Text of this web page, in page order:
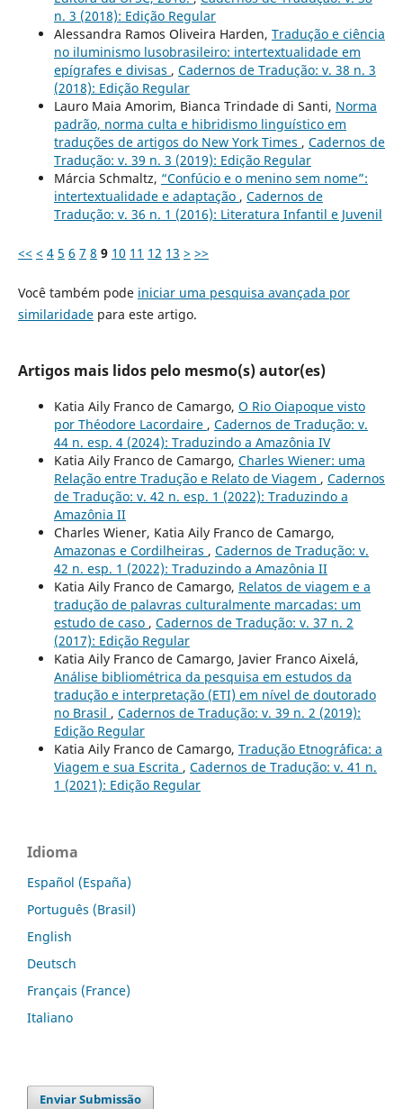
n. 3 (2018): Edição Regular
Alessandra Ramos Oliveira Harden, Tradução e ciência
no iluminismo lusobrasileiro: intertextualidade em
epígrafes e divisas , Cadernos de Tradução: v. 38 n. 3
(2018): Edição Regular
Lauro Maia Amorim, Bianca Trindade di Santi, Norma
padrão, norma culta e hibridismo linguístico em
traduções de artigos do New York Times , Cadernos de
Tradução: v. 39 n. 3 (2019): Edição Regular
Márcia Schmaltz, “Confúcio e o menino sem nome”:
intertextualidade e adaptação , Cadernos de
Tradução: v. 36 n. 1 (2016): Literatura Infantil e Juvenil
<< < 4 5 6 7 8 9 10 11 12 13 > >>
Você também pode iniciar uma pesquisa avançada por
similaridadepara este artigo.
Artigos mais lidos pelo mesmo(s) autor(es)
Katia Aily Franco de Camargo, O Rio Oiapoque visto
por Théodore Lacordaire , Cadernos de Tradução: v.
44 n. esp. 4 (2024): Traduzindo a Amazônia IV
Katia Aily Franco de Camargo, Charles Wiener: uma
Relação entre Tradução e Relato de Viagem , Cadernos
de Tradução: v. 42 n. esp. 1 (2022): Traduzindo a
Amazônia II
Charles Wiener, Katia Aily Franco de Camargo,
Amazonas e Cordilheiras , Cadernos de Tradução: v.
42 n. esp. 1 (2022): Traduzindo a Amazônia II
Katia Aily Franco de Camargo, Relatos de viagem e a
tradução de palavras culturalmente marcadas: um
estudo de caso , Cadernos de Tradução: v. 37 n. 2
(2017): Edição Regular
Katia Aily Franco de Camargo, Javier Franco Aixelá,
Análise bibliométrica da pesquisa em estudos da
tradução e interpretação (ETI) em nível de doutorado
no Brasil , Cadernos de Tradução: v. 39 n. 2 (2019):
Edição Regular
Katia Aily Franco de Camargo, Tradução Etnogr´´afica: a
Viagem e sua Escrita , Cadernos de Tradução: v. 41 n.
1 (2021): Edição Regular
Idioma
Español (España)
Português (Brasil)
English
Deutsch
Français (France)
Italiano
Enviar Submissão